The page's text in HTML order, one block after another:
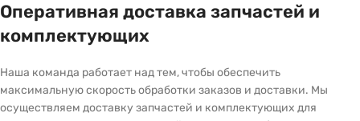
Оперативная доставка запчастей и
комплектующих
Наша команда работает над тем, чтобы обеспечить
максимальную скорость обработки заказов и доставки. Мы
осуществляем доставку запчастей и комплектующих для